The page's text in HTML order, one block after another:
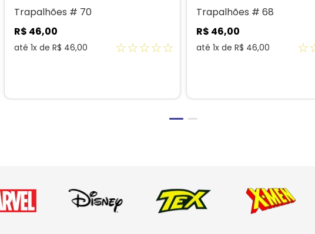
Trapalhões # 70
R$ 46,00
até 1x de R$ 46,00 ☆☆☆☆☆
Trapalhões # 68
R$ 46,00
até 1x de R$ 46,00 ☆